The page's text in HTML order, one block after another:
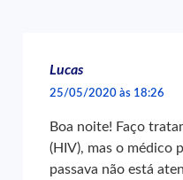
Lucas
25/05/2020 às 18:26
Boa noite! Faço
(HIV), mas o médico
passava não está